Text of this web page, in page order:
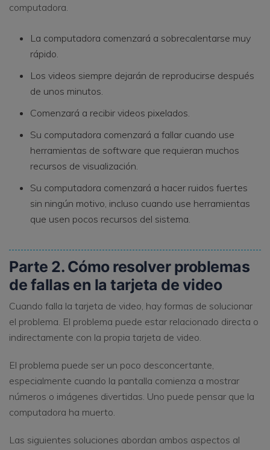
computadora.
La computadora comenzará a sobrecalentarse muy
rápido.
Los videos siempre dejarán de reproducirse después
de unos minutos.
Comenzará a recibir videos pixelados.
Su computadora comenzará a fallar cuando use
herramientas de software que requieran muchos
recursos de visualización.
Su computadora comenzará a hacer ruidos fuertes
sin ningún motivo, incluso cuando use herramientas
que usen pocos recursos del sistema.
Parte 2. Cómo resolver problemas
de fallas en la tarjeta de video
Cuando falla la tarjeta de video, hay formas de solucionar
el problema. El problema puede estar relacionado directa o
indirectamente con la propia tarjeta de video.
El problema puede ser un poco desconcertante,
especialmente cuando la pantalla comienza a mostrar
números o imágenes divertidas. Uno puede pensar que la
computadora ha muerto.
Las siguientes soluciones abordan ambos aspectos al